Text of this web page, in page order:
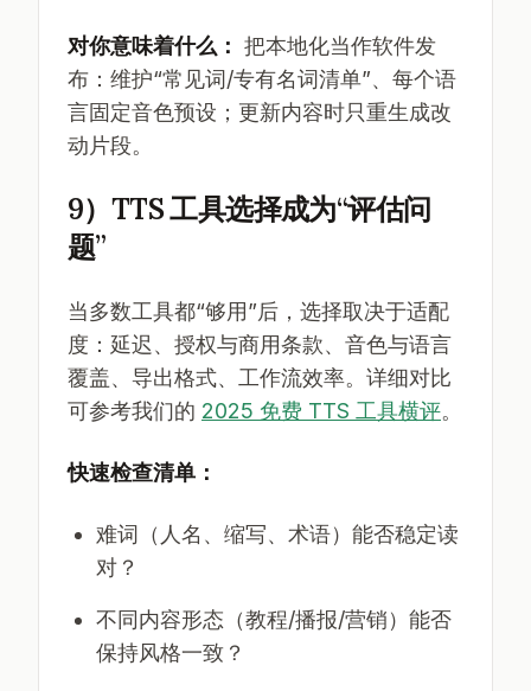
对你意味着什么： 把本地化当作软件发
布：维护“常见词/专有名词清单”、每个语
言固定音色预设；更新内容时只重生成改
动片段。
9）TTS 工具选择成为“评估问
题”
当多数工具都“够用”后，选择取决于适配
度：延迟、授权与商用条款、音色与语言
覆盖、导出格式、工作流效率。详细对比
可参考我们的 2025 免费 TTS 工具横评。
快速检查清单：
难词（人名、缩写、术语）能否稳定读
对？
不同内容形态（教程/播报/营销）能否
保持风格一致？